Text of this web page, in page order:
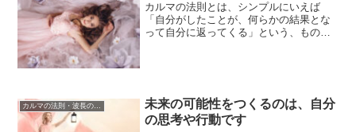
カルマの法則とは、シンプルにいえば
「自分がしたことが、何らかの結果とな
って自分に返ってくる」という、ものご
未来の可能性をつくるのは、自分
の思考や行動です